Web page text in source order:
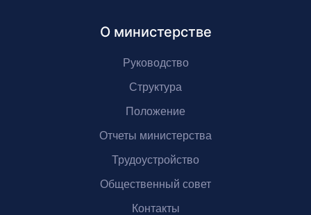
О министерстве
Руководство
Структура
Положение
Отчеты министерства
Трудоустройство
Общественный совет
Контакты